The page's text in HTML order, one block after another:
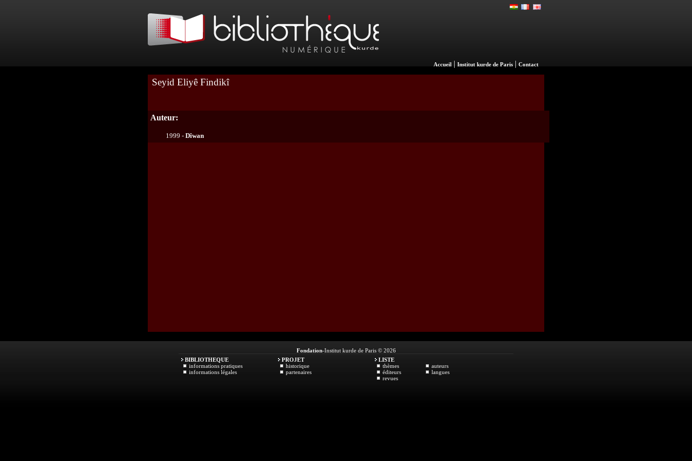
Accueil | Institut kurde de Paris | Contact
Seyid Eliyê Findikî
Auteur:
1999 - Dîwan
Fondation-Institut kurde de Paris © 2026
BIBLIOTHEQUE
informations pratiques
informations légales
PROJET
historique
partenaires
LISTE
thèmes
auteurs
éditeurs
langues
revues